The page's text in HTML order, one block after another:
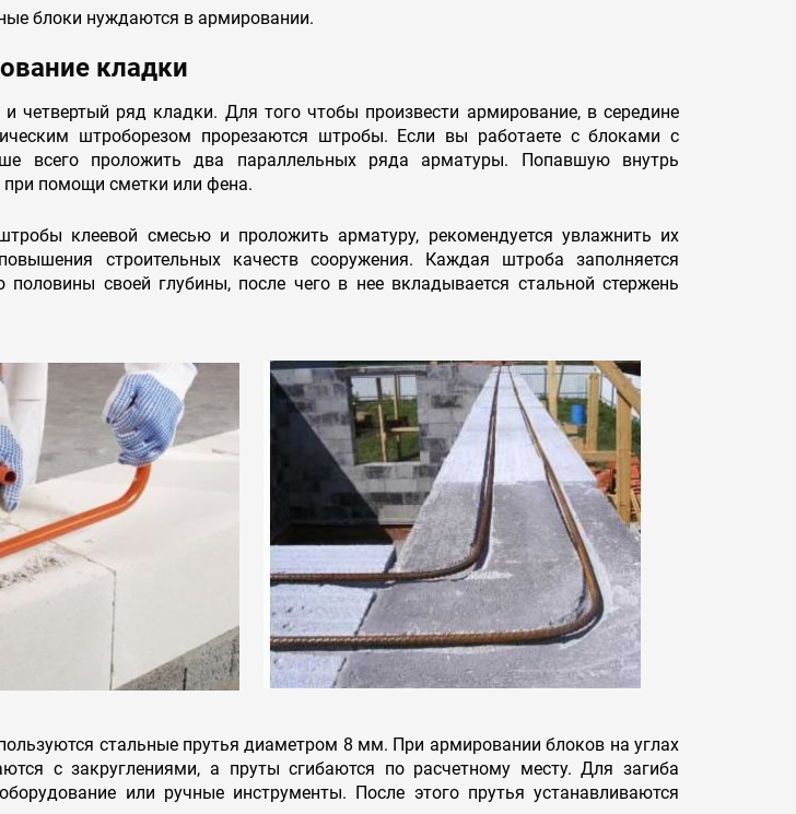
блоки нуждаются в армировании.
кладки
четвертый ряд кладки. Для того чтобы произвести армирование, в середине
штроборезом прорезаются штробы. Если вы работаете с блоками с
всего проложить два параллельных ряда арматуры. Попавшую внутрь
помощи сметки или фена.
клеевой смесью и проложить арматуру, рекомендуется увлажнить их
строительных качеств сооружения. Каждая штроба заполняется
своей глубины, после чего в нее вкладывается стальной стержень
стальные прутья диаметром 8 мм. При армировании блоков на углах
с закруглениями, а пруты сгибаются по расчетному месту. Для загиба
или ручные инструменты. После этого прутья устанавливаются